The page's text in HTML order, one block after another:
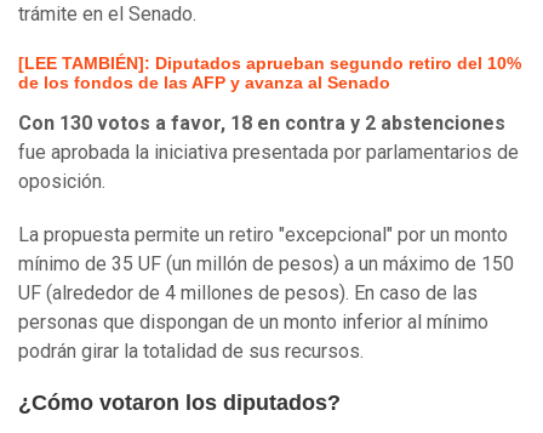
trámite en el Senado.
[LEE TAMBIÉN]: Diputados aprueban segundo retiro del 10%
de los fondos de las AFP y avanza al Senado
Con 130 votos a favor, 18 en contra y 2 abstenciones
fue aprobada la iniciativa presentada por parlamentarios de
oposición.
La propuesta permite un retiro "excepcional" por un monto
mínimo de 35 UF (un millón de pesos) a un máximo de 150
UF (alrededor de 4 millones de pesos). En caso de las
personas que dispongan de un monto inferior al mínimo
podrán girar la totalidad de sus recursos.
¿Cómo votaron los diputados?